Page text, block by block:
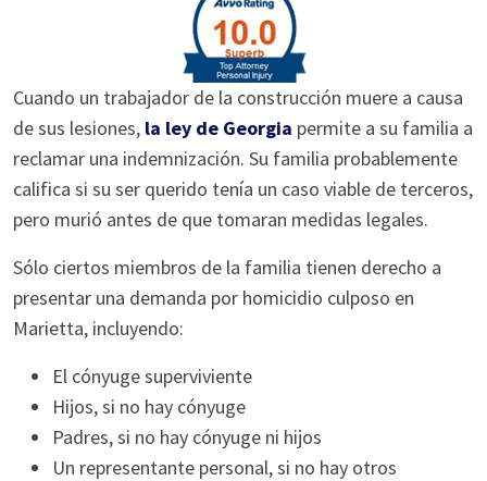
Cuando un trabajador de la construcción muere a causa
de sus lesiones, la ley de Georgia permite a su familia a
reclamar una indemnización. Su familia probablemente
califica si su ser querido tenía un caso viable de terceros,
pero murió antes de que tomaran medidas legales.
Sólo ciertos miembros de la familia tienen derecho a
presentar una demanda por homicidio culposo en
Marietta, incluyendo:
El cónyuge superviviente
Hijos, si no hay cónyuge
Padres, si no hay cónyuge ni hijos
Un representante personal, si no hay otros